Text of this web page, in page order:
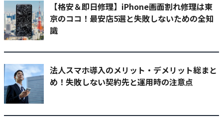
【格安＆即日修理】iPhone画面割れ修理は東
京のココ！最安店5選と失敗しないための全知
識
法人スマホ導入のメリット・デメリット総まと
め！失敗しない契約先と運用時の注意点